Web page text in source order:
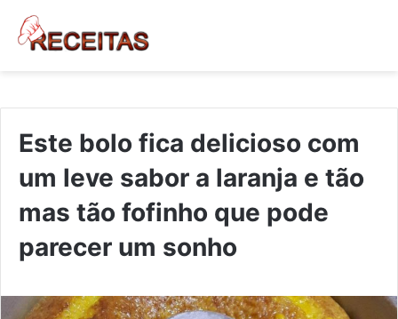
Este bolo fica delicioso com
um leve sabor a laranja e tão
mas tão fofinho que pode
parecer um sonho